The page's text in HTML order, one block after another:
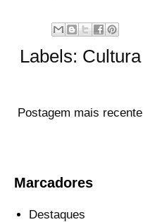
Labels: Cultura
Postagem mais recente
Marcadores
Destaques